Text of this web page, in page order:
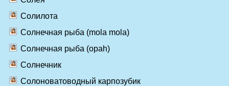
Солилота
Солнечная рыба (mola mola)
Солнечная рыба (opah)
Солнечник
Солоноватоводный карпозубик